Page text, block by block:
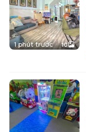
1 phút trước 10